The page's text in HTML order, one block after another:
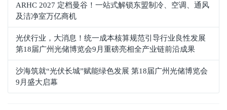
ARHC 2027 定档曼谷！一站式解锁东盟制冷、空调、通风
及洁净室万亿商机
光伏行业，大消息！统一成本核算规范引导行业良性发展
第18届广州光储博览会9月重磅亮相全产业链前沿成果
沙海筑就“光伏长城”赋能绿色发展 第18届广州光储博览会
9月盛大启幕